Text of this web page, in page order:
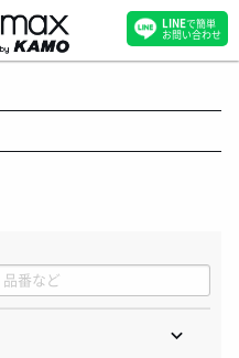
LINEで簡単
お問い合わせ